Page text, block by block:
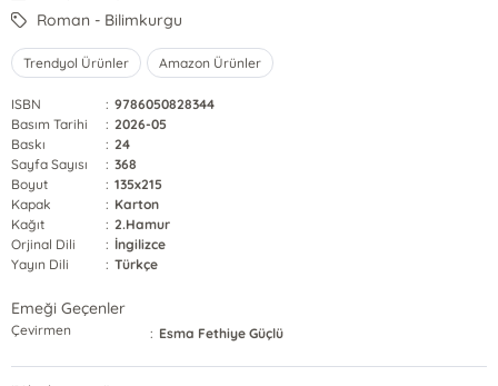
Roman - Bilimkurgu
Trendyol Ürünler Amazon Ürünler
ISBN : 9786050828344
Basım Tarihi
: 2026-05
Baskı
: 24
Sayfa Sayısı
: 368
Boyut
: 135x215
Kapak
: Karton
Kağıt
: 2.Hamur
Orjinal Dili
: İngilizce
Yayın Dili
: Türkçe
Emeği Geçenler
Çevirmen : Esma Fethiye Güçlü